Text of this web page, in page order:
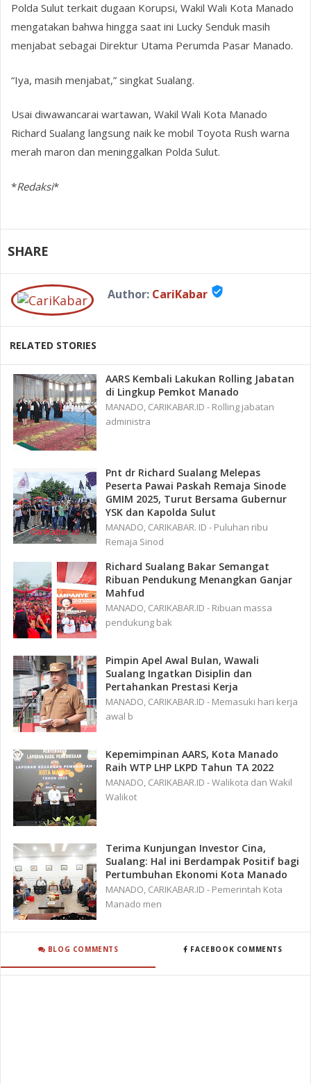
Polda Sulut terkait dugaan Korupsi, Wakil Wali Kota Manado
mengatakan bahwa hingga saat ini Lucky Senduk masih
menjabat sebagai Direktur Utama Perumda Pasar Manado.
“Iya, masih menjabat,” singkat Sualang.
Usai diwawancarai wartawan, Wakil Wali Kota Manado
Richard Sualang langsung naik ke mobil Toyota Rush warna
merah maron dan meninggalkan Polda Sulut.
*Redaksi*
SHARE
Author: CariKabar verified_user
RELATED STORIES
AARS Kembali Lakukan Rolling Jabatan
di Lingkup Pemkot Manado
MANADO, CARIKABAR.ID - Rolling jabatan
administra
Pnt dr Richard Sualang Melepas
Peserta Pawai Paskah Remaja Sinode
GMIM 2025, Turut Bersama Gubernur
YSK dan Kapolda Sulut
MANADO, CARIKABAR. ID - Puluhan ribu
Remaja Sinod
Richard Sualang Bakar Semangat
Ribuan Pendukung Menangkan Ganjar
Mahfud
MANADO, CARIKABAR.ID - Ribuan massa
pendukung bak
Pimpin Apel Awal Bulan, Wawali
Sualang Ingatkan Disiplin dan
Pertahankan Prestasi Kerja
MANADO, CARIKABAR.ID - Memasuki hari kerja
awal b
Kepemimpinan AARS, Kota Manado
Raih WTP LHP LKPD Tahun TA 2022
MANADO, CARIKABAR.ID - Walikota dan Wakil
Walikot
Terima Kunjungan Investor Cina,
Sualang: Hal ini Berdampak Positif bagi
Pertumbuhan Ekonomi Kota Manado
MANADO, CARIKABAR.ID - Pemerintah Kota
Manado men
BLOG COMMENTS FACEBOOK COMMENTS